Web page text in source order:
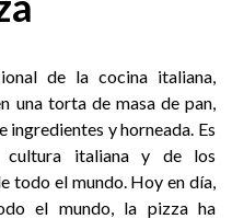
de la cocina italiana,
una torta de masa de pan,
y horneada. Es
italiana y de los
todo el mundo. Hoy en día,
el mundo, la pizza ha